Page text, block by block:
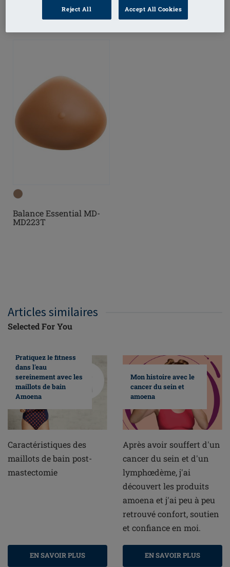
Balance Essential MD-
MD223T
Articles similaires
Selected For You
Pratiquez le fitness
dans l'eau
sereinement avec les
maillots de bain
Amoena
Caractéristiques des
maillots de bain post-
mastectomie
EN SAVOIR PLUS
Mon histoire avec le
cancer du sein et
amoena
Après avoir souffert d'un
cancer du sein et d'un
lymphœdème, j'ai
découvert les produits
amoena et j'ai peu à peu
retrouvé confort, soutien
et confiance en moi.
EN SAVOIR PLUS
Reject All Accept All Cookies